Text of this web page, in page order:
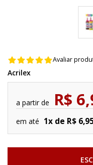
Avaliar
Acrilex
a partir de R$
em até 1x de R$